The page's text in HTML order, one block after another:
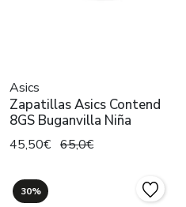
Asics
Zapatillas Asics Contend
8GS Buganvilla Niña
45,50€ 65,0€
30%